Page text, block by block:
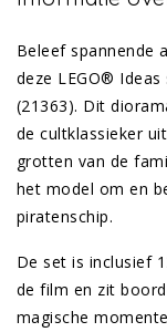
Beleef spannende
deze LEGO®
(21363). Dit
de cultklassieker
grotten van de
het model om en
piratenschip.
De set is inclusief
de film en zit
magische